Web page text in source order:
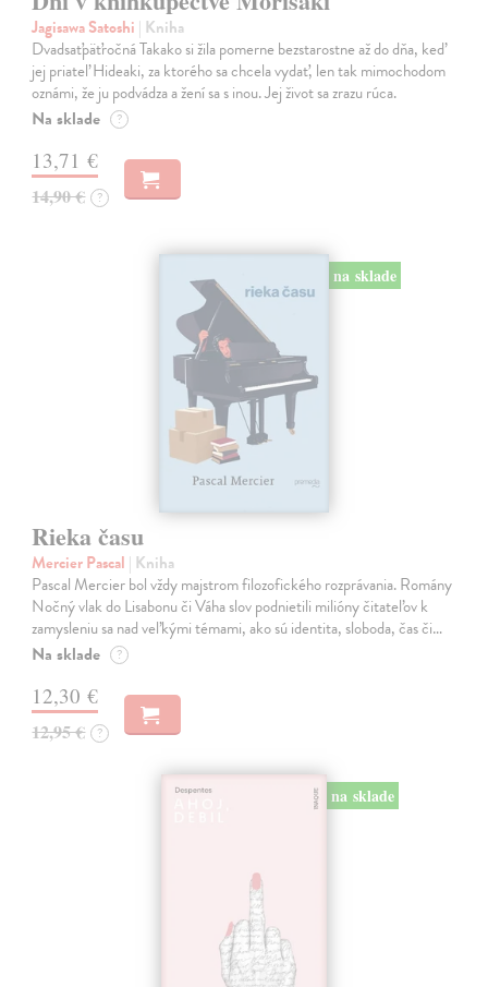
Jagisawa Satoshi | Kniha
Dvadsaťpäťročná Takako si žila pomerne bezstarostne až do dňa, keď
jej priateľ Hideaki, za ktorého sa chcela vydať, len tak mimochodom
oznámi, že ju podvádza a žení sa s inou. Jej život sa zrazu rúca.
Na sklade ?
13,71 €
14,90 € ?
na sklade
Rieka času
Mercier Pascal | Kniha
Pascal Mercier bol vždy majstrom filozofického rozprávania. Romány
Nočný vlak do Lisabonu či Váha slov podnietili milióny čitateľov k
zamysleniu sa nad veľkými témami, ako sú identita, sloboda, čas či…
Na sklade ?
12,30 €
12,95 € ?
na sklade